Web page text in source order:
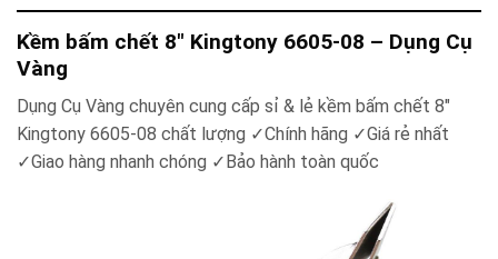
Kềm bấm chết 8″ Kingtony 6605-08 – Dụng Cụ
Vàng
Dụng Cụ Vàng chuyên cung cấp sỉ & lẻ kềm bấm chết 8″
Kingtony 6605-08 chất lượng ✓Chính hãng ✓Giá rẻ nhất
✓Giao hàng nhanh chóng ✓Bảo hành toàn quốc